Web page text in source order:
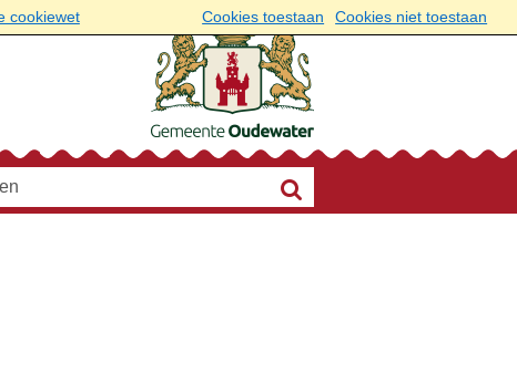
cookiewet Cookies toestaan Cookies niet toestaan